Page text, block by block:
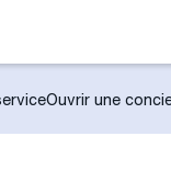
Ouvrir une